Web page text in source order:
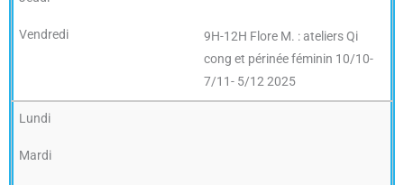
9H-12H Flore M. : ateliers Qi
cong et périnée féminin 10/10-
7/11- 5/12 2025